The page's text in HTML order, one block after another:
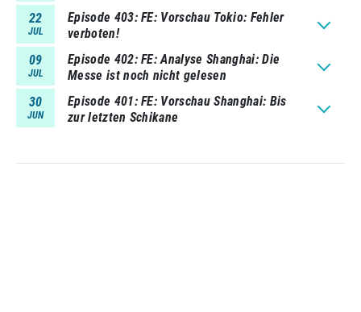
22
JUL
Episode 403 FE: Vorschau Tokio: Fehler
verboten!
09
JUL
Episode 402 FE: Analyse Shanghai: Die
Messe ist noch nicht gelesen
30
JUN
Episode 401 FE: Vorschau Shanghai: Bis
zur letzten Schikane